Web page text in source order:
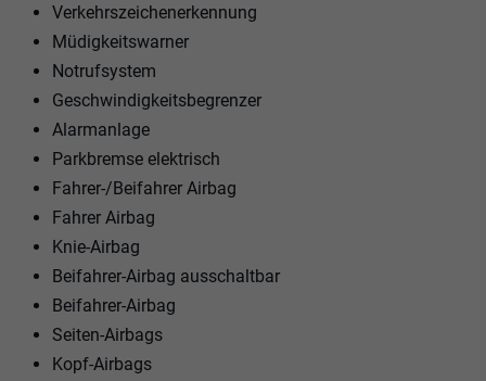
Verkehrszeichenerkennung
Müdigkeitswarner
Notrufsystem
Geschwindigkeitsbegrenzer
Alarmanlage
Parkbremse elektrisch
Fahrer-/Beifahrer Airbag
Fahrer Airbag
Knie-Airbag
Beifahrer-Airbag ausschaltbar
Beifahrer-Airbag
Seiten-Airbags
Kopf-Airbags